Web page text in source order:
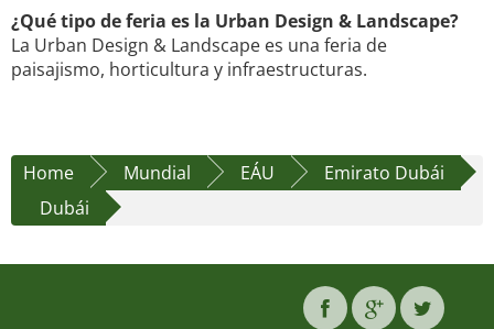
¿Qué tipo de feria es la Urban Design & Landscape?
La Urban Design & Landscape es una feria de
paisajismo, horticultura y infraestructuras.
Home Mundial EÁU
Emirato Dubái
Dubái